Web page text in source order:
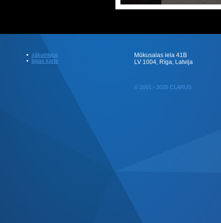
sākumlapa
lapas karte
Mūkusalas iela 41B
LV 1004, Rīga, Latvija
© 2001 - 2025 CLARUS